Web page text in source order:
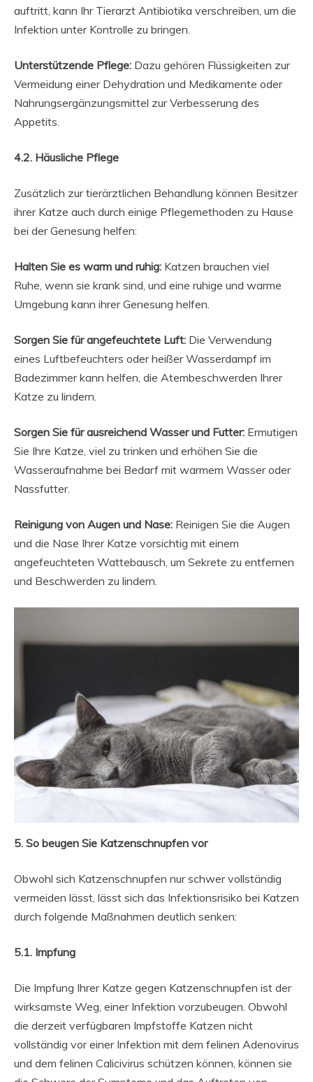
auftritt, kann Ihr Tierarzt Antibiotika verschreiben, um die
Infektion unter Kontrolle zu bringen.
Unterstützende Pflege: Dazu gehören Flüssigkeiten zur
Vermeidung einer Dehydration und Medikamente oder
Nahrungsergänzungsmittel zur Verbesserung des
Appetits.
4.2. Häusliche Pflege
Zusätzlich zur tierärztlichen Behandlung können Besitzer
ihrer Katze auch durch einige Pflegemethoden zu Hause
bei der Genesung helfen:
Halten Sie es warm und ruhig: Katzen brauchen viel
Ruhe, wenn sie krank sind, und eine ruhige und warme
Umgebung kann ihrer Genesung helfen.
Sorgen Sie für angefeuchtete Luft: Die Verwendung
eines Luftbefeuchters oder heißer Wasserdampf im
Badezimmer kann helfen, die Atembeschwerden Ihrer
Katze zu lindern.
Sorgen Sie für ausreichend Wasser und Futter: Ermutigen
Sie Ihre Katze, viel zu trinken und erhöhen Sie die
Wasseraufnahme bei Bedarf mit warmem Wasser oder
Nassfutter.
Reinigung von Augen und Nase: Reinigen Sie die Augen
und die Nase Ihrer Katze vorsichtig mit einem
angefeuchteten Wattebausch, um Sekrete zu entfernen
und Beschwerden zu lindern.
5. So beugen Sie Katzenschnupfen vor
Obwohl sich Katzenschnupfen nur schwer vollständig
vermeiden lässt, lässt sich das Infektionsrisiko bei Katzen
durch folgende Maßnahmen deutlich senken:
5.1. Impfung
Die Impfung Ihrer Katze gegen Katzenschnupfen ist der
wirksamste Weg, einer Infektion vorzubeugen. Obwohl
die derzeit verfügbaren Impfstoffe Katzen nicht
vollständig vor einer Infektion mit dem felinen Adenovirus
und dem felinen Calicivirus schützen können, können sie